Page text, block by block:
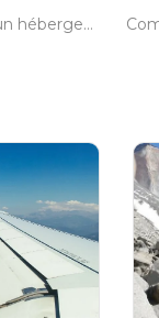
Découvrir Saumur et opter pour un hébergement atypique